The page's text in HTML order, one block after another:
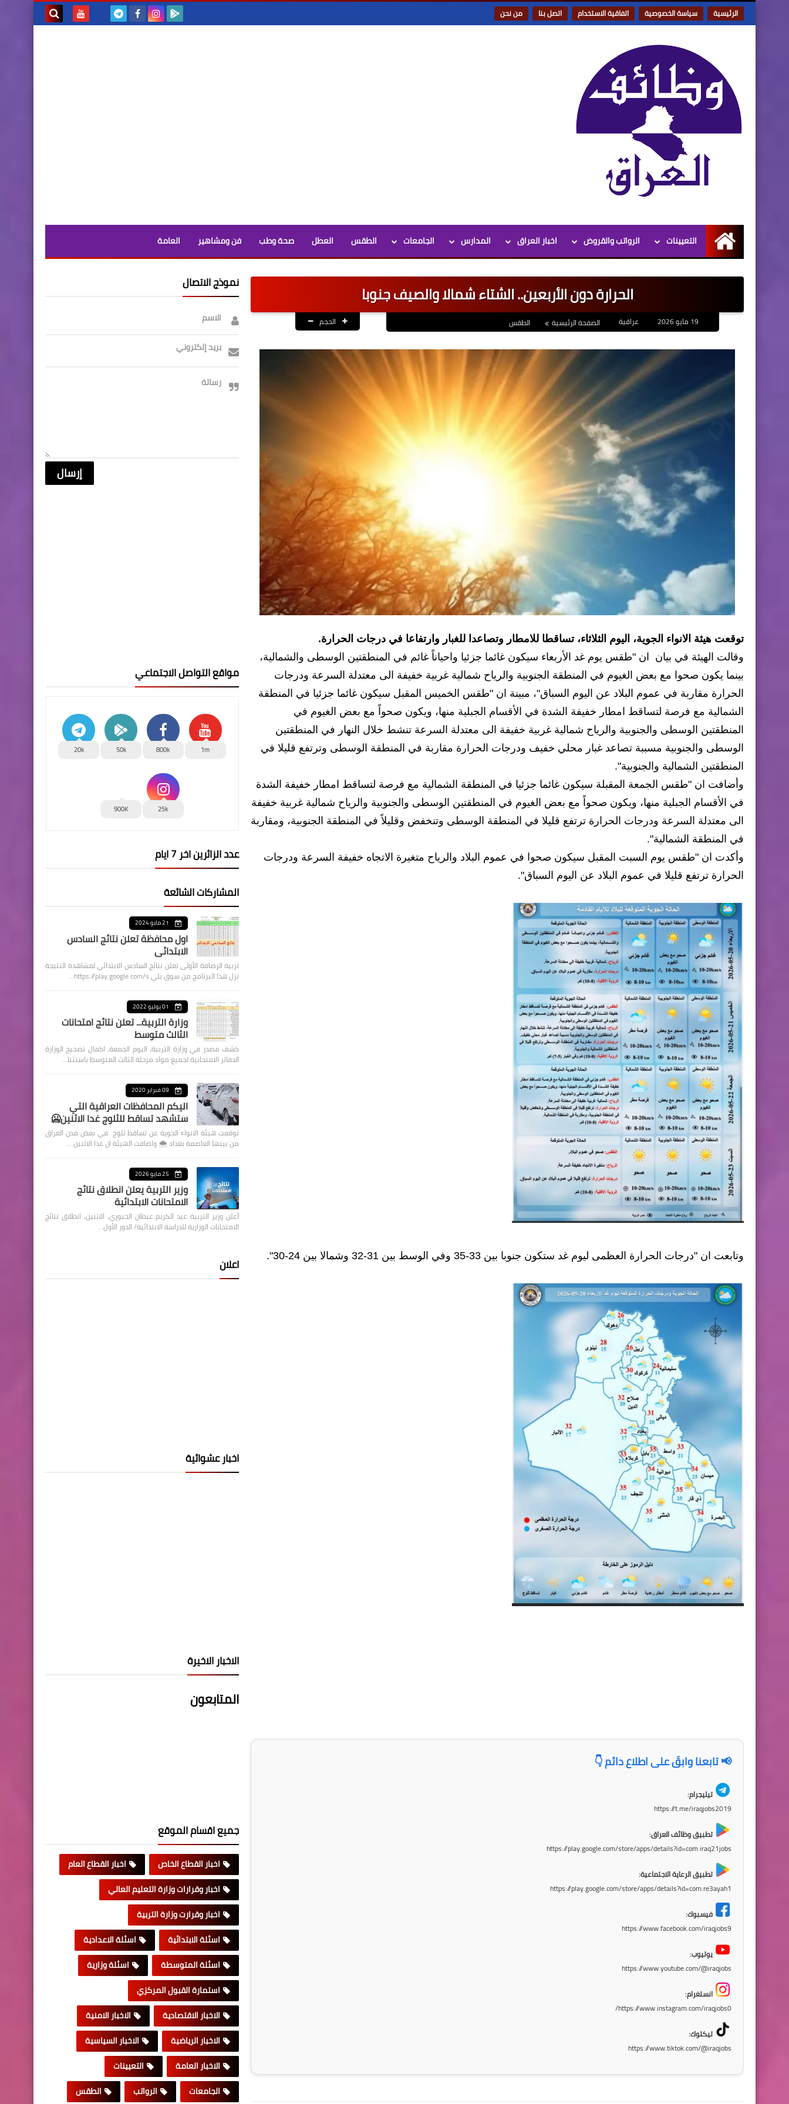
الرئيسية سياسة الخصوصية اتفاقية الاستخدام اتصل بنا من نحن
الرئيسية
التعيينات الرواتب والقروض اخبار العراق المدارس الجامعات الطقس العطل صحة وطب فن ومشاهير العامة
الحرارة دون الأربعين.. الشتاء شمالا والصيف جنوبا
عراقية الصفحة الرئيسية الطقس الحجم
توقعت هيئة الانواء الجوية، اليوم الثلاثاء، تساقطا للامطار وتصاعدا للغبار وارتفاعا في درجات الحرارة.
وقالت الهيئة في بيان ان "طقس يوم غد الأربعاء سيكون غائما جزئيا واحياناً غائم في المنطقتين الوسطى والشمالية،
بينما يكون صحوا مع بعض الغيوم في المنطقة الجنوبية والرياح شمالية غربية خفيفة الى معتدلة السرعة ودرجات
الحرارة مقاربة في عموم البلاد عن اليوم السباق"، مبينة ان "طقس الخميس المقبل سيكون غائما جزئيا في المنطقة
الشمالية مع فرصة لتساقط امطار خفيفة الشدة في الأقسام الجبلية منها، ويكون صحواً مع بعض الغيوم في
المنطقتين الوسطى والجنوبية والرياح شمالية غربية خفيفة الى معتدلة السرعة تنشط خلال النهار في المنطقتين
الوسطى والجنوبية مسببة تصاعد غبار محلي خفيف ودرجات الحرارة مقاربة في المنطقة الوسطى وترتفع قليلا في
المنطقتين الشمالية والجنوبية".
وأضافت ان "طقس الجمعة المقبلة سيكون غائما جزئيا في المنطقة الشمالية مع فرصة لتساقط امطار خفيفة الشدة
في الأقسام الجبلية منها، ويكون صحواً مع بعض الغيوم في المنطقتين الوسطى والجنوبية والرياح شمالية غربية خفيفة
الى معتدلة السرعة ودرجات الحرارة ترتفع قليلا في المنطقة الوسطى وتنخفض وقليلاً في المنطقة الجنوبية، ومقاربة
في المنطقة الشمالية".
وأكدت ان "طقس يوم السبت المقبل سيكون صحوا في عموم البلاد والرياح متغيرة الاتجاه خفيفة السرعة ودرجات
الحرارة ترتفع قليلا في عموم البلاد عن اليوم السباق".
وتابعت ان "درجات الحرارة العظمى ليوم غد ستكون جنوبا بين 33-35 وفي الوسط بين 31-32 وشمالا بين 24-30".
📢 تابعنا وابقَ على اطلاع دائم 👇
تيليجرام:
https://t.me/iraqjobs2019
تطبيق وظائف العراق:
https://play.google.com/store/apps/details?id=com.iraq21jobs
تطبيق الرعاية الاجتماعية:
https://play.google.com/store/apps/details?id=com.re3ayah1
فيسبوك:
https://www.facebook.com/iraqjobs9
يوتيوب:
https://www.youtube.com/@iraqjobs
انستغرام:
https://www.instagram.com/iraqjobs0/
تيكتوك:
https://www.tiktok.com/@iraqjobs
نموذج الاتصال
الاسم
بريد إلكتروني
رسالة
مواقع التواصل الاجتماعي
1m
800k
50k
20k
25k
900K
عدد الزائرين اخر 7 ايام
المشاركات الشائعة
21 مايو 2024
اول محافظة تعلن نتائج السادس
الابتدائي
تربية الرصافة الأولى تعلن نتائج السادس الابتدائي لمشاهدة النتيجة
نزل هذا البرنامج من سوق بلي https://play.google.com/s…
01 يوليو 2022
وزارة التربية... تعلن نتائج امتحانات
الثالث متوسط
كشف مصدر في وزارة التربية، اليوم الجمعة، اكمال تصحيح الوزارة
الدفاتر الامتحانية لجميع مواد مرحلة الثالث المتوسط باستثنا…
09 فبراير 2020
اليكم المحافظات العراقية التي
ستشهد تساقط للثلوج غدا الاثنين🥶
توقعت هيئة الانواء الجوية عن تساقط ثلوج في بعض مدن العراق
من بينها العاصمة بغداد ⁦🌨️⁩ واضافت الهيئة ان غدا الاثنين …
25 مايو 2026
وزير التربية يعلن انطلاق نتائج
الامتحانات الابتدائية
أعلن وزير التربية عبد الكريم عبطان الجبوري، الاثنين، انطلاق نتائج
الامتحانات الوزارية للدراسة الابتدائية/ الدور الأول…
اعلان
اخبار عشوائية
الاخبار الاخيرة
المتابعون
جميع اقسام الموقع
اخبار القطاع الخاص
اخبار القطاع العام
اخبار وقرارات وزارة التعليم العالي
اخبار وقرارت وزارة التربية
اسئلة الابتدائية
اسئلة الاعدادية
اسئلة المتوسطة
اسئلة وزارية
استمارة القبول المركزي
الاخبار الاقتصادية
الاخبار الامنية
الاخبار الرياضية
الاخبار السياسية
الاخبار العامة
التعيينات
الجامعات
الرواتب الطقس